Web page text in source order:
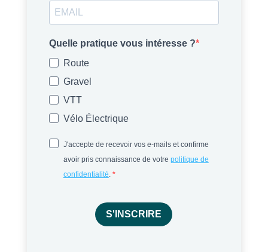
Quelle pratique vous intéresse ?
Route
Gravel
VTT
Vélo Électrique
J'accepte de recevoir vos e-mails et confirme
avoir pris connaissance de votre politique de
confidentialité
S'INSCRIRE